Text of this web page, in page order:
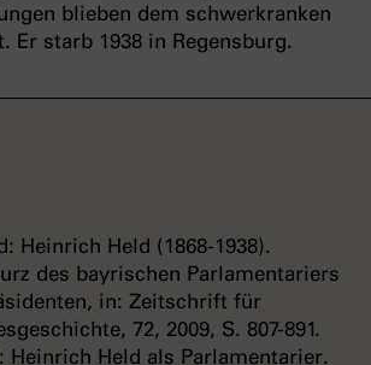
blieben dem schwerkranken
Er starb 1938 in Regensburg.
Heinrich Held (1868-1938).
des bayrischen Parlamentariers
in: Zeitschrift für
72, 2009, S. 807-891.
Heinrich Held als Parlamentarier.